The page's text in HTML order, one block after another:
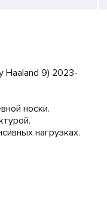
Haaland 9) 2023-
носки.
нагрузках.